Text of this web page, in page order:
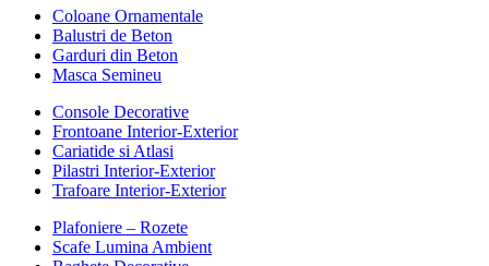
Coloane Ornamentale
Balustri de Beton
Garduri din Beton
Masca Semineu
Console Decorative
Frontoane Interior-Exterior
Cariatide si Atlasi
Pilastri Interior-Exterior
Trafoare Interior-Exterior
Plafoniere – Rozete
Scafe Lumina Ambient